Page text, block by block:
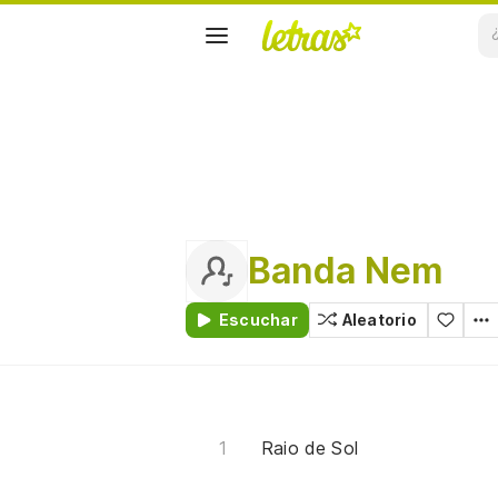
Banda Nem
Escuchar Aleatorio
Raio de Sol